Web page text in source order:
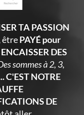
TA PASSION
êtrePAYÉ pour
ENCAISSER DES
sommes à 2, 3,
C'EST NOTRE
DE